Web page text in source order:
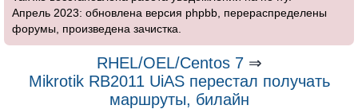
Апрель 2023: обновлена версия phpbb, перераспределены
форумы, произведена зачистка.
RHEL/OEL/Centos 7⇒
Mikrotik RB2011 UiAS перестал получать
маршруты, билайн